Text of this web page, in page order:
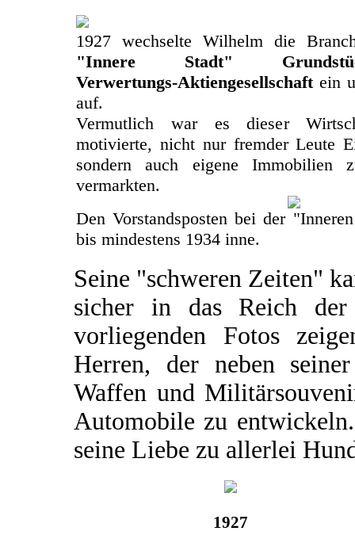
1927 wechselte Wilhelm die
"Innere Stadt"
Verwertungs-Aktiengesellschaftein
auf.
Vermutlich war es dieser
motivierte, nicht nur fremder Leute
sondern auch eigene Immobilien
vermarkten.
Den Vorstandsposten bei der
bis mindestens 1934 inne.
Seine "schweren Zeiten"
sicher in das Reich der
vorliegenden Fotos
Herren, der neben
Waffen und
Automobile zu
seine Liebe zu allerlei
1927